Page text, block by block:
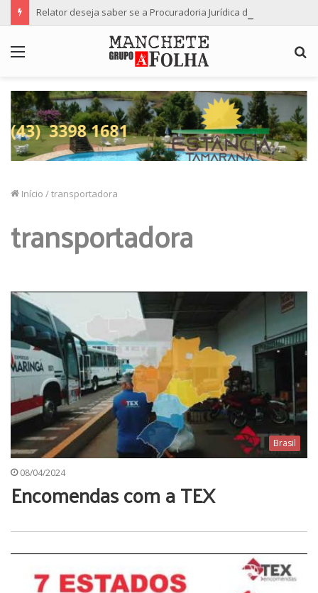
Início /transportadora
transportadora
Brasil
08/04/2024
Encomendas com a TEX